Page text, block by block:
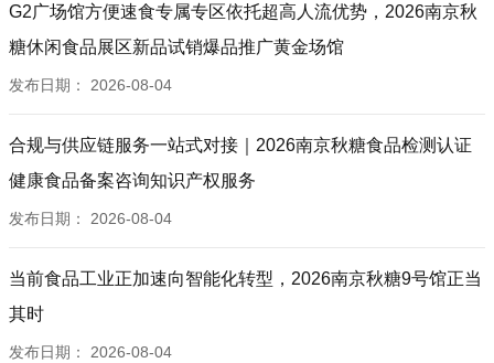
G2广场馆方便速食专属专区依托超高人流优势，2026南京秋
糖休闲食品展区新品试销爆品推广黄金场馆
发布日期： 2026-08-04
合规与供应链服务一站式对接｜2026南京秋糖食品检测认证
健康食品备案咨询知识产权服务
发布日期： 2026-08-04
当前食品工业正加速向智能化转型，2026南京秋糖9号馆正当
其时
发布日期： 2026-08-04